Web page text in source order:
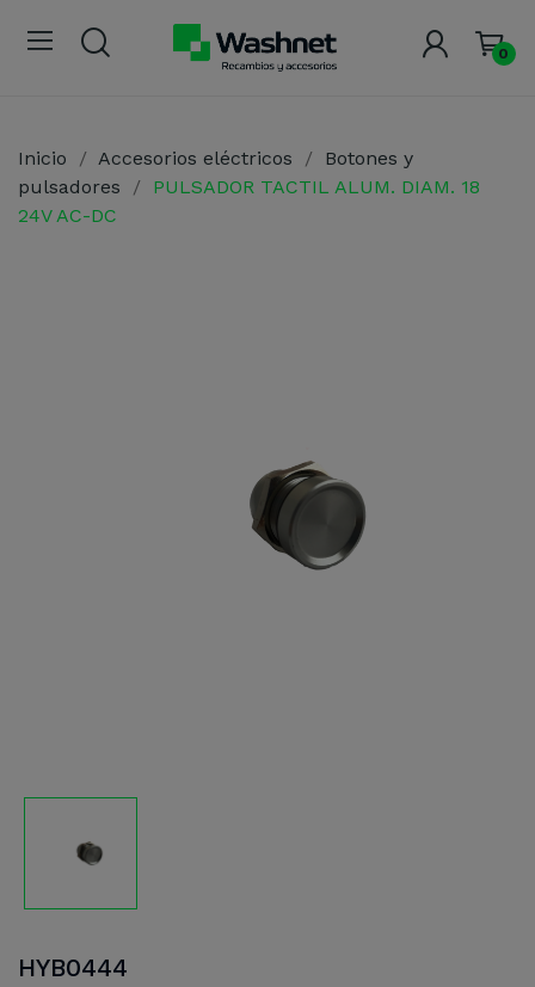
0
Inicio Accesorios eléctricos
Botones y
pulsadores
PULSADOR TACTIL ALUM. DIAM. 18
24V AC-DC
HYB0444